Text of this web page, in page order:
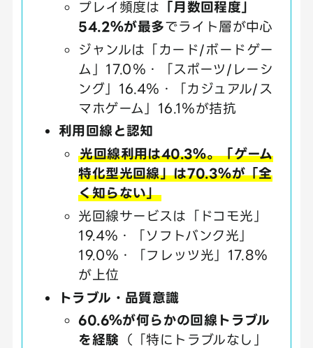
プレイ頻度は 「月数回程度」
54.2％が最多でライト層が中心
ジャンルは「カード/ボードゲー
ム」17.0％・「スポーツ/レーシ
ング」16.4％・「カジュアル/ス
マホゲーム」16.1％が拮抗
利用回線と認知
光回線利用は40.3％。「ゲーム
特化型光回線」は70.3％が「全
く知らない」
光回線サービスは「ドコモ光」
19.4％・「ソフトバンク光」
19.0％・「フレッツ光」17.8％
が上位
トラブル・品質意識
60.6％が何らかの回線トラブル
を経験 （「特にトラブルなし」